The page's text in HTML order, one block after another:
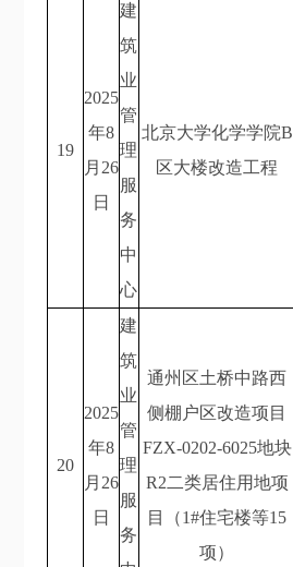
19
2025
年8
月26
日
建
筑
业
管
理
服
务
中
心
北京大学化学学院B
区大楼改造工程
20
2025
年8
月26
日
建
筑
业
管
理
服
务
通州区土桥中路西
侧棚户区改造项目
FZX-0202-6025地块
R2二类居住用地项
目（1#住宅楼等15
项）